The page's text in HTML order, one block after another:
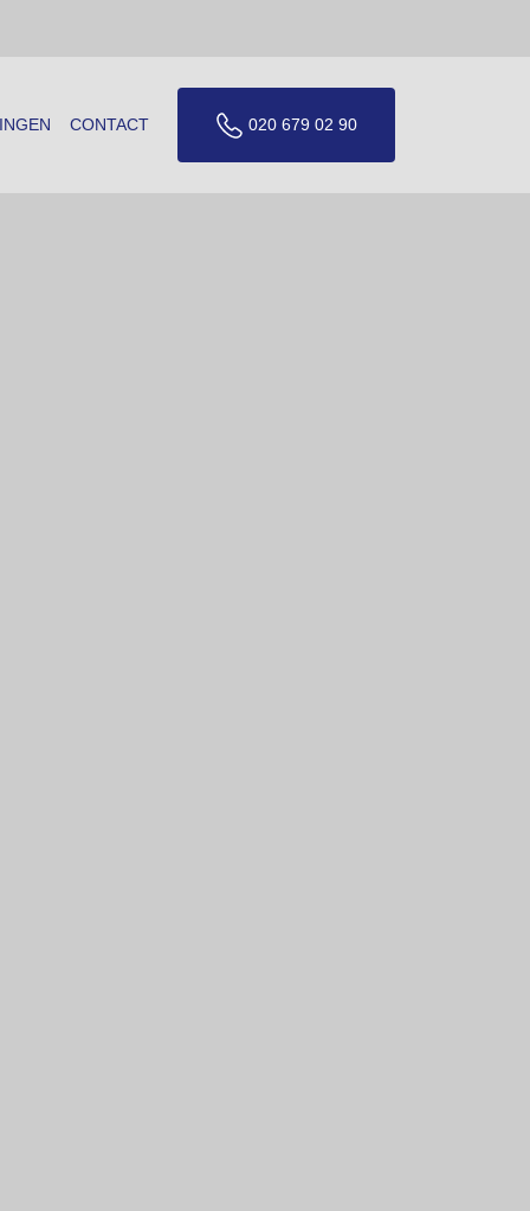
CONTACT 020 679 02 90